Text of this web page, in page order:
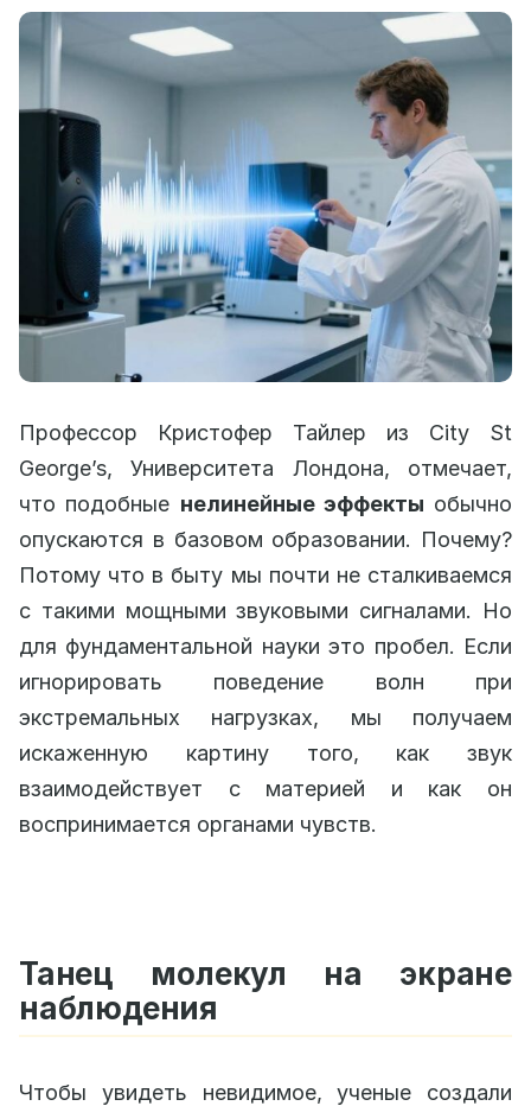
Профессор Кристофер Тайлер из City St
George’s, Университета Лондона, отмечает,
что подобные нелинейные эффекты обычно
опускаются в базовом образовании. Почему?
Потому что в быту мы почти не сталкиваемся
с такими мощными звуковыми сигналами. Но
для фундаментальной науки это пробел. Если
игнорировать поведение волн при
экстремальных нагрузках, мы получаем
искаженную картину того, как звук
взаимодействует с материей и как он
воспринимается органами чувств.
Танец молекул на экране
наблюдения
Чтобы увидеть невидимое, ученые создали